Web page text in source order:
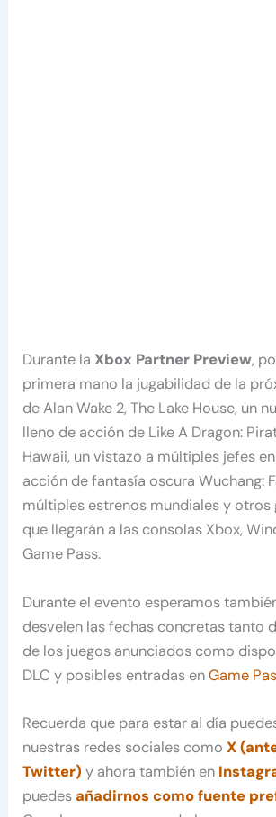
Durante la Xbox Partner Preview,
primera mano la jugabilidad de la
de Alan Wake 2, The Lake House, un
lleno de acción de Like A Dragon:
Hawaii, un vistazo a múltiples jefes
acción de fantasía oscura Wuchang:
múltiples estrenos mundiales y otros
que llegarán a las consolas Xbox,
Game Pass.
Durante el evento esperamos
desvelen las fechas concretas tanto
de los juegos anunciados como
DLC y posibles entradas enGame
Recuerda que para estar al día
nuestras redes sociales comoX
Twitter) y ahora también en
puedesañadirnos como fuente